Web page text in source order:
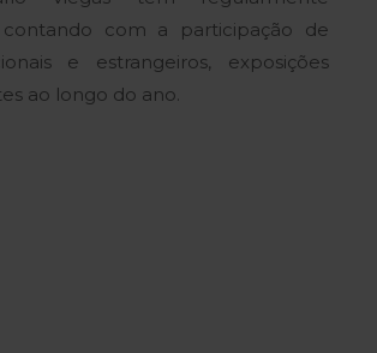
contando com a participação de
e estrangeiros, exposições
ao longo do ano.